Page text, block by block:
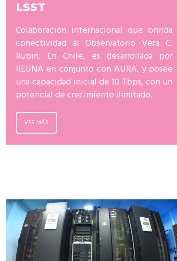
LSST
Colaboración internacional que brinda
conectividad al Observatorio Vera C.
Rubin. En Chile, es desarrollada por
REUNA en conjunto con AURA, y posee
una capacidad inicial de 10 Tbps, con un
potencial de crecimiento ilimitado.
VER MÁS